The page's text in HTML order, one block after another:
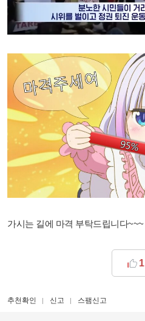
가시는 길에 마격 부탁드립니다~~~
1
추천확인 신고 스팸신고